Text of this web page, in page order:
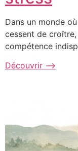
Dans un monde
cessent de
compétence
Découvrir ⟶